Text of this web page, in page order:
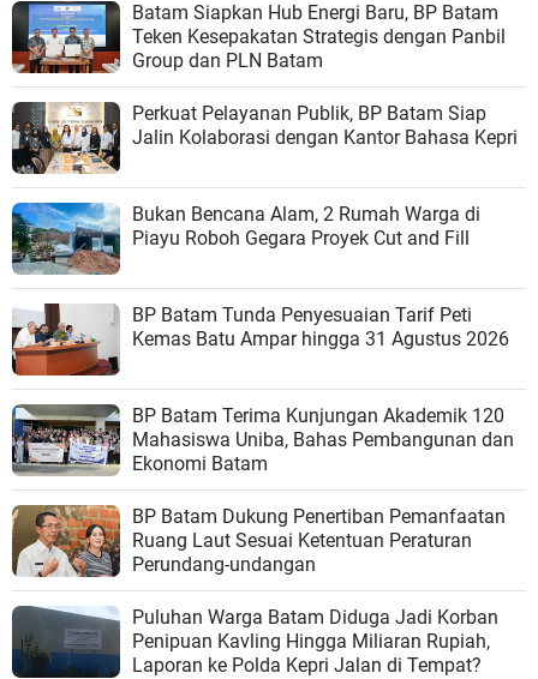
Batam Siapkan Hub Energi Baru, BP Batam
Teken Kesepakatan Strategis dengan Panbil
Group dan PLN Batam
Perkuat Pelayanan Publik, BP Batam Siap
Jalin Kolaborasi dengan Kantor Bahasa Kepri
Bukan Bencana Alam, 2 Rumah Warga di
Piayu Roboh Gegara Proyek Cut and Fill
BP Batam Tunda Penyesuaian Tarif Peti
Kemas Batu Ampar hingga 31 Agustus 2026
BP Batam Terima Kunjungan Akademik 120
Mahasiswa Uniba, Bahas Pembangunan dan
Ekonomi Batam
BP Batam Dukung Penertiban Pemanfaatan
Ruang Laut Sesuai Ketentuan Peraturan
Perundang-undangan
Puluhan Warga Batam Diduga Jadi Korban
Penipuan Kavling Hingga Miliaran Rupiah,
Laporan ke Polda Kepri Jalan di Tempat?